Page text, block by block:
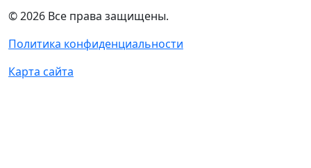
© 2026 Все права защищены.
Политика конфиденциальности
Карта сайта